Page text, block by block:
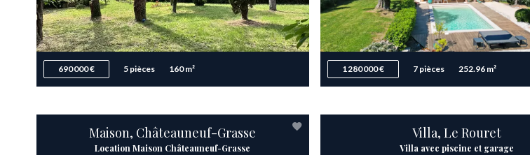
690 000 € 5 pièces 160 m² 1 280 000 € 7 pièces 252.96 m²
Maison, Châteauneuf-Grasse
Location Maison Châteauneuf-Grasse
Villa, Le Rouret
Villa avec piscine et garage